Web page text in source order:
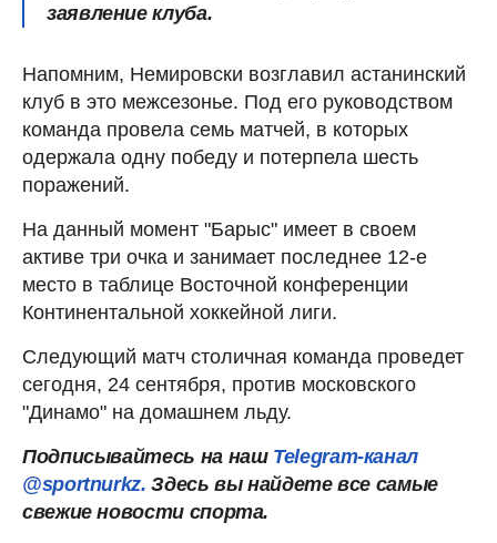
заявление клуба.
Напомним, Немировски возглавил астанинский
клуб в это межсезонье. Под его руководством
команда провела семь матчей, в которых
одержала одну победу и потерпела шесть
поражений.
На данный момент "Барыс" имеет в своем
активе три очка и занимает последнее 12-е
место в таблице Восточной конференции
Континентальной хоккейной лиги.
Следующий матч столичная команда проведет
сегодня, 24 сентября, против московского
"Динамо" на домашнем льду.
Подписывайтесь на наш Telegram-канал
@sportnurkz. Здесь вы найдете все самые
свежие новости спорта.